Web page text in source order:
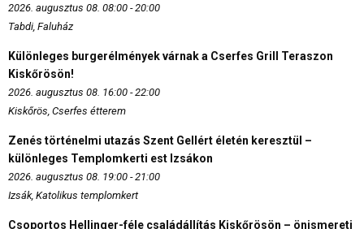
2026. augusztus 08. 08:00 - 20:00
Tabdi, Faluház
Különleges burgerélmények várnak a Cserfes Grill Teraszon
Kiskőrösön!
2026. augusztus 08. 16:00 - 22:00
Kiskőrös, Cserfes étterem
Zenés történelmi utazás Szent Gellért életén keresztül –
különleges Templomkerti est Izsákon
2026. augusztus 08. 19:00 - 21:00
Izsák, Katolikus templomkert
Csoportos Hellinger-féle családállítás Kiskőrösön – önismereti